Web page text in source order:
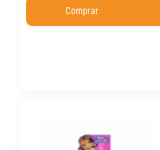
Comprar